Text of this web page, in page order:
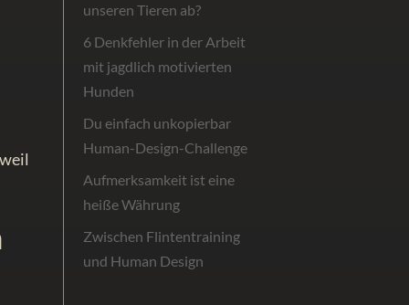
unseren Tieren ab?
6 Denkfehler in der Arbeit
mit jagdlich motivierten
Hunden
Du einfach unkopierbar
Human-Design-Challenge
Aufmerksamkeit ist eine
heiße Währung
Zwischen Flintentraining
und Human Design